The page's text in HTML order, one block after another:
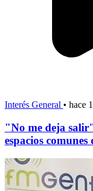
Interés General • hace
"No me deja
espacios